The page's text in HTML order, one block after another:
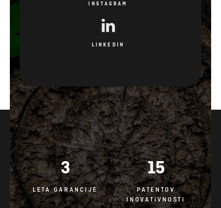
INSTAGRAM
LINKEDIN
3
LETA GARANCIJE
15
PATENTOV
INOVATIVNOSTI